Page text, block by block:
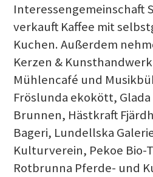
Interessengemeinschaft
verkauft Kaffee mit
Kuchen. Außerdem
Kerzen &
Mühlencafé und
Fröslunda ekokött,
Brunnen, Hästkraft
Bageri, Lundellska
Kulturverein, Pekoe Bio-
Rotbrunna Pferde- und